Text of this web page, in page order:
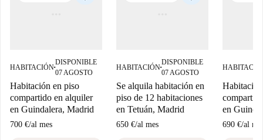
HABITACIÓN■
DISPONIBLE
07 AGOSTO
Habitación en piso
compartido en alquiler
en Guindalera, Madrid
700 €/al mes
HABITACIÓN■
DISPONIBLE
07 AGOSTO
Se alquila habitación en
piso de 12 habitaciones
en Tetuán, Madrid
650 €/al mes
en
690 €/al